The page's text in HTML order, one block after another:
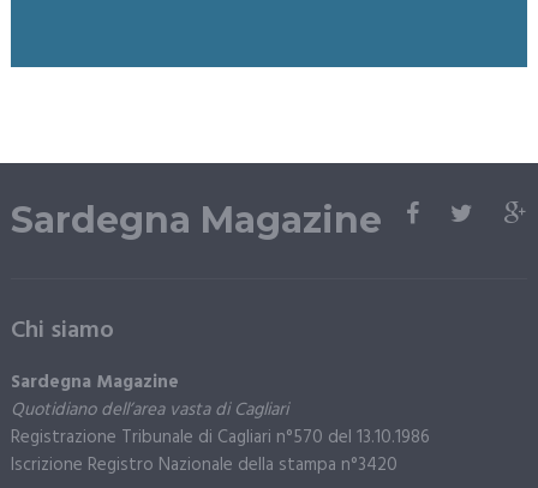
Sardegna Magazine
Chi siamo
Sardegna Magazine
Quotidiano dell’area vasta di Cagliari
Registrazione Tribunale di Cagliari n°570 del 13.10.1986
Iscrizione Registro Nazionale della stampa n°3420